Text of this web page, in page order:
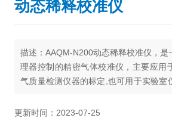
动态稀释校准仪
描述：AAQM-N200动态稀释校准仪，是
理器控制的精密气体校准仪，主要应用
气质量检测仪器的标定,也可用于实验室
更新时间：2023-07-25